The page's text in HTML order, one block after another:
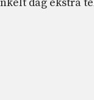
dag ekstra